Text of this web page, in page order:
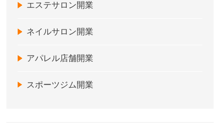
エステサロン開業
ネイルサロン開業
アパレル店舗開業
スポーツジム開業